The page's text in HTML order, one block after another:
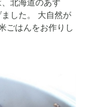
北海道のあず
した。 大自然が
ごはんをお作りし